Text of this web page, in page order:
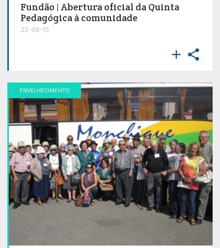
Fundão | Abertura oficial da Quinta
Pedagógica à comunidade
22-09-15
 
ENVELHECIMENTO